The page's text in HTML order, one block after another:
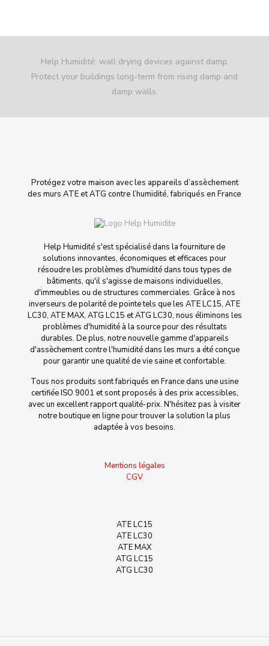
Help Humidité: wall drying devices against damp.
Protect your buildings long-term from rising damp and
damp walls.
Protégez votre maison avec les appareils d’assèchement
des murs ATE et ATG contre l’humidité, fabriqués en France
Help Humidité s'est spécialisé dans la fourniture de
solutions innovantes, économiques et efficaces pour
résoudre les problèmes d'humidité dans tous types de
bâtiments, qu'il s'agisse de maisons individuelles,
d'immeubles ou de structures commerciales. Grâce à nos
inverseurs de polarité de pointe tels que les ATE LC15, ATE
LC30, ATE MAX, ATG LC15 et ATG LC30, nous éliminons les
problèmes d'humidité à la source pour des résultats
durables. De plus, notre nouvelle gamme d'appareils
d'assèchement contre l'humidité dans les murs a été conçue
pour garantir une qualité de vie saine et confortable.
Tous nos produits sont fabriqués en France dans une usine
certifiée ISO 9001 et sont proposés à des prix accessibles,
avec un excellent rapport qualité-prix. N'hésitez pas à visiter
notre boutique en ligne pour trouver la solution la plus
adaptée à vos besoins.
Mentions légales
CGV
ATE LC15
ATE LC30
ATE MAX
ATG LC15
ATG LC30